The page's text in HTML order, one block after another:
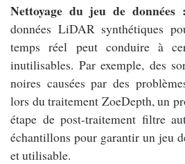
Nettoyage du jeu de données :
données LiDAR synthétiques
temps réel peut conduire à
inutilisables. Par exemple, des
noires causées par des
lors du traitement ZoeDepth, un
étape de post-traitement filtre
échantillons pour garantir un jeu
et utilisable.